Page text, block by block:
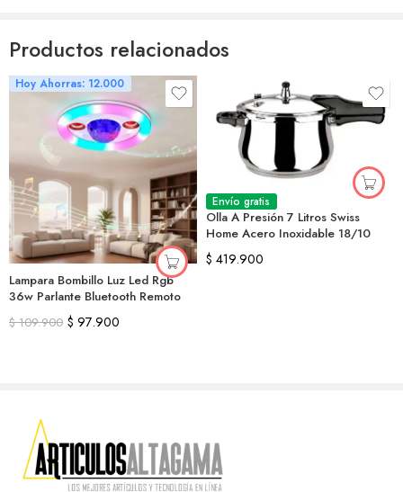
Productos relacionados
Hoy Ahorras: 12.000
Lampara Bombillo Luz Led Rgb
36w Parlante Bluetooth Remoto
$109.900 $ 97.900
Envío gratis
Olla A Presión 7 Litros Swiss
Home Acero Inoxidable 18/10
$ 419.900